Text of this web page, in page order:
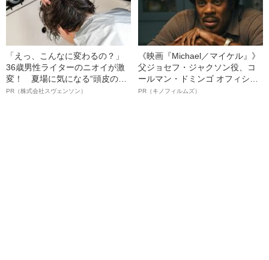
「えっ、こんなに変わるの？」
36歳男性ライターのニオイが激
変！ 夏場に気になる“頭皮のニ
オイ”や“ベタつき”を解消す
PR（株式会社スヴェンソン）
《映画『Michael／マイケル』》
父ジョセフ・ジャクソン役、コ
ールマン・ドミンゴ オフィシャ
ルインタビュー“観客を魅了した
PR（キノフィルムズ）